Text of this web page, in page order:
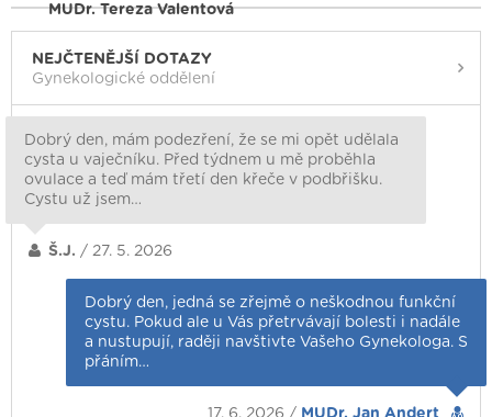
MUDr. Tereza Valentová
NEJČTENĚJŠÍ DOTAZY
Gynekologické oddělení
Dobrý den, mám podezření, že se mi opět udělala
cysta u vaječníku. Před týdnem u mě proběhla
ovulace a teď mám třetí den křeče v podbřišku.
Cystu už jsem…
Š.J. / 27. 5. 2026
Dobrý den, jedná se zřejmě o neškodnou funkční
cystu. Pokud ale u Vás přetrvávají bolesti i nadále
a nustupují, raději navštivte Vašeho Gynekologa. S
přáním…
17. 6. 2026 / MUDr. Jan Andert